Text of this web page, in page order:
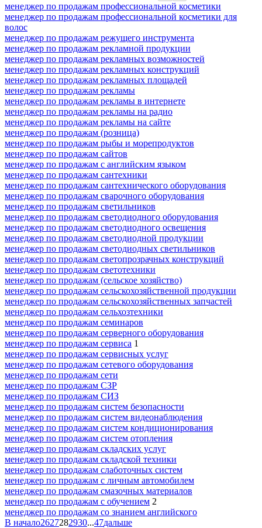
менеджер по продажам профессиональной косметики
менеджер по продажам профессиональной косметики для
волос
менеджер по продажам режущего инструмента
менеджер по продажам рекламной продукции
менеджер по продажам рекламных возможностей
менеджер по продажам рекламных конструкций
менеджер по продажам рекламных площадей
менеджер по продажам рекламы
менеджер по продажам рекламы в интернете
менеджер по продажам рекламы на радио
менеджер по продажам рекламы на сайте
менеджер по продажам (розница)
менеджер по продажам рыбы и морепродуктов
менеджер по продажам сайтов
менеджер по продажам с английским языком
менеджер по продажам сантехники
менеджер по продажам сантехнического оборудования
менеджер по продажам сварочного оборудования
менеджер по продажам светильников
менеджер по продажам светодиодного оборудования
менеджер по продажам светодиодного освещения
менеджер по продажам светодиодной продукции
менеджер по продажам светодиодных светильников
менеджер по продажам светопрозрачных конструкций
менеджер по продажам светотехники
менеджер по продажам (сельское хозяйство)
менеджер по продажам сельскохозяйственной продукции
менеджер по продажам сельскохозяйственных запчастей
менеджер по продажам сельхозтехники
менеджер по продажам семинаров
менеджер по продажам серверного оборудования
менеджер по продажам сервиса 1
менеджер по продажам сервисных услуг
менеджер по продажам сетевого оборудования
менеджер по продажам сети
менеджер по продажам СЗР
менеджер по продажам СИЗ
менеджер по продажам систем безопасности
менеджер по продажам систем видеонаблюдения
менеджер по продажам систем кондиционирования
менеджер по продажам систем отопления
менеджер по продажам складских услуг
менеджер по продажам складской техники
менеджер по продажам слаботочных систем
менеджер по продажам с личным автомобилем
менеджер по продажам смазочных материалов
менеджер по продажам с обучением 2
менеджер по продажам со знанием английского
В начало2627282930...47дальше